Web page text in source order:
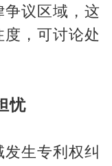
争议区域，这
，可讨论处
忧
生专利权纠